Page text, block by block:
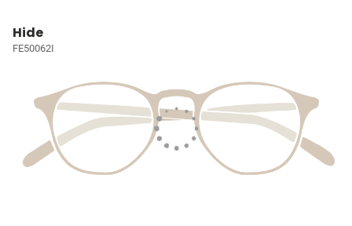
Hide
FE50062I